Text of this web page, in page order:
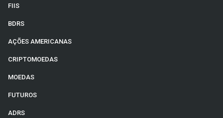
FIIS
BDRS
AÇÕES AMERICANAS
CRIPTOMOEDAS
MOEDAS
FUTUROS
ADRS